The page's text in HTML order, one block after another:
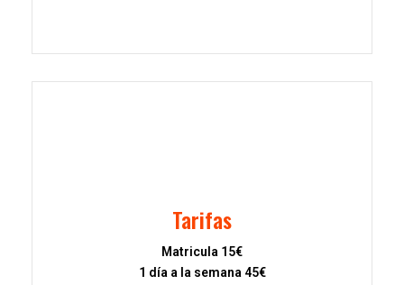
Tarifas
Matricula 15€
1 día a la semana 45€